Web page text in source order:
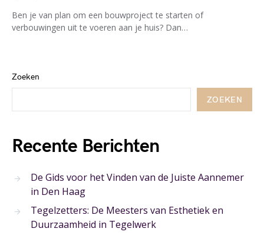
Ben je van plan om een bouwproject te starten of
verbouwingen uit te voeren aan je huis? Dan…
Zoeken
ZOEKEN
Recente Berichten
De Gids voor het Vinden van de Juiste Aannemer
in Den Haag
Tegelzetters: De Meesters van Esthetiek en
Duurzaamheid in Tegelwerk